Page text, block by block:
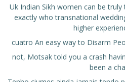
Uk Indian Sikh women can be
exactly who transnational
higher
cuatro An easy way to Disarm
not, Motsak told you a crash
been a